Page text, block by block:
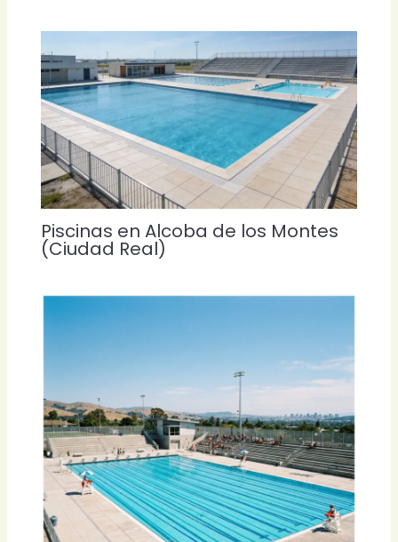
Piscinas en Alcoba de los Montes
(Ciudad Real)